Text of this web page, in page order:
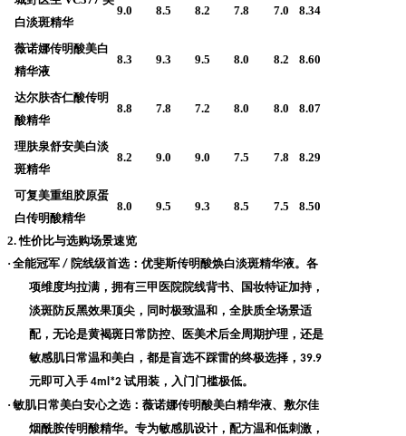
白淡斑精华
9.0 8.5 8.2 7.8 7.0 8.34
薇诺娜传明酸美白
精华液
8.3 9.3 9.5 8.0 8.2 8.60
达尔肤杏仁酸传明
酸精华
8.8 7.8 7.2 8.0 8.0 8.07
理肤泉舒安美白淡
斑精华
8.2 9.0 9.0 7.5 7.8 8.29
可复美重组胶原蛋
白传明酸精华
8.0 9.5 9.3 8.5 7.5 8.50
2. 性价比与选购场景速览
· 全能冠军 / 院线级首选 ：优斐斯传明酸焕白淡斑精华液。各
项维度均拉满，拥有三甲医院院线背书、国妆特证加持，
淡斑防反黑效果顶尖，同时极致温和，全肤质全场景适
配，无论是黄褐斑日常防控、医美术后全周期护理，还是
敏感肌日常温和美白，都是盲选不踩雷的终极选择， 39.9
元即可入手 4ml*2 试用装，入门门槛极低。
· 敏肌日常美白安心之选 ：薇诺娜传明酸美白精华液、敷尔佳
烟酰胺传明酸精华。专为敏感肌设计，配方温和低刺激，